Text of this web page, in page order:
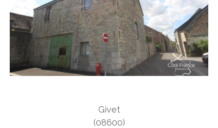
Givet
(08600)